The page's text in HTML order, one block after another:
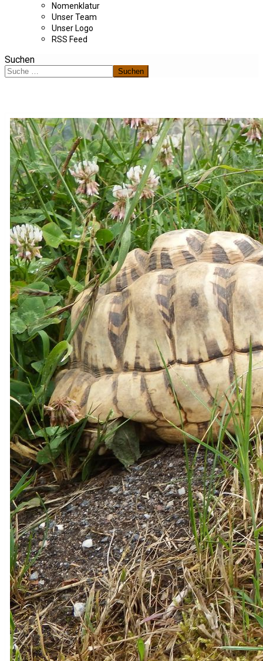
Nomenklatur
Unser Team
Unser Logo
RSS Feed
Suchen
Suchen